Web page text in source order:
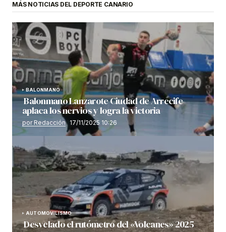
MÁS NOTICIAS DEL DEPORTE CANARIO
BALONMANO
Balonmano Lanzarote Ciudad de Arrecife
aplaca los nervios y logra la victoria
por Redacción 17/11/2025 10:26
AUTOMOVILISMO
Desvelado el rutómetro del «Volcanes» 2025